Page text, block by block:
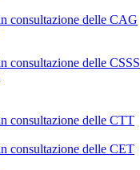
consultazione delle CAG
consultazione delle CSSS
consultazione delle CTT
consultazione delle CET